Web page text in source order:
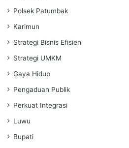
Polsek Patumbak
Karimun
Strategi Bisnis Efisien
Strategi UMKM
Gaya Hidup
Pengaduan Publik
Perkuat Integrasi
Luwu
Bupati